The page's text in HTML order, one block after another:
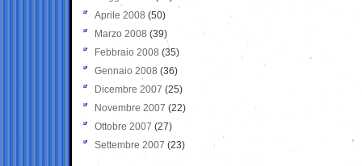
Aprile 2008 (50)
Marzo 2008 (39)
Febbraio 2008 (35)
Gennaio 2008 (36)
Dicembre 2007 (25)
Novembre 2007 (22)
Ottobre 2007 (27)
Settembre 2007 (23)